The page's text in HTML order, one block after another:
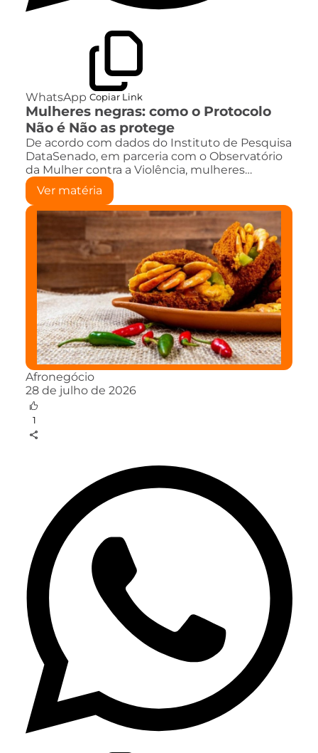
WhatsApp Copiar Link
Mulheres negras: como o Protocolo
Não é Não as protege
De acordo com dados do Instituto de Pesquisa
DataSenado, em parceria com o Observatório
da Mulher contra a Violência, mulheres…
Ver matéria
Afronegócio
28 de julho de 2026
1